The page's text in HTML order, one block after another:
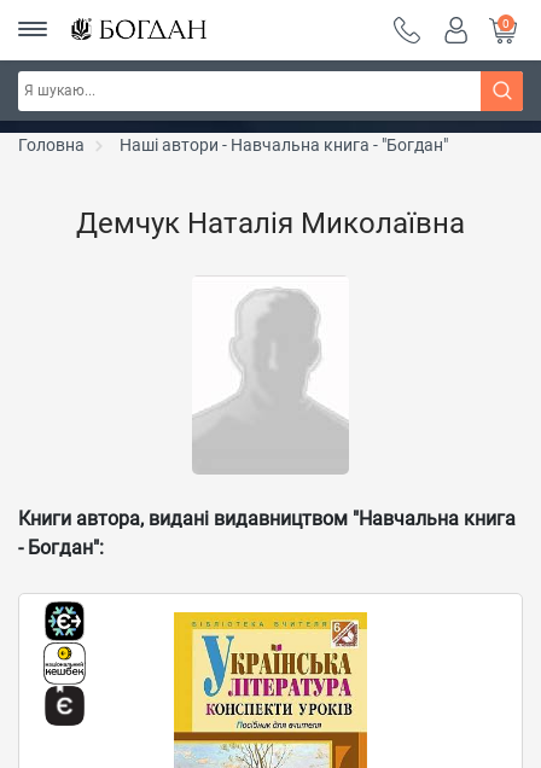
РОЗПРОДАЖ ~ 150 грн ~ 200 грн ~ 250 грн ~
300 грн ~ РОЗПРОДАЖ
Дізнатись більше
0
Головна Наші автори - Навчальна книга - "Богдан"
Демчук Наталія Миколаївна
Книги автора, видані видавництвом "Навчальна книга
- Богдан":